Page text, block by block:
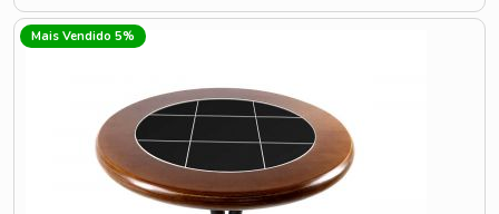
Mais Vendido 5%